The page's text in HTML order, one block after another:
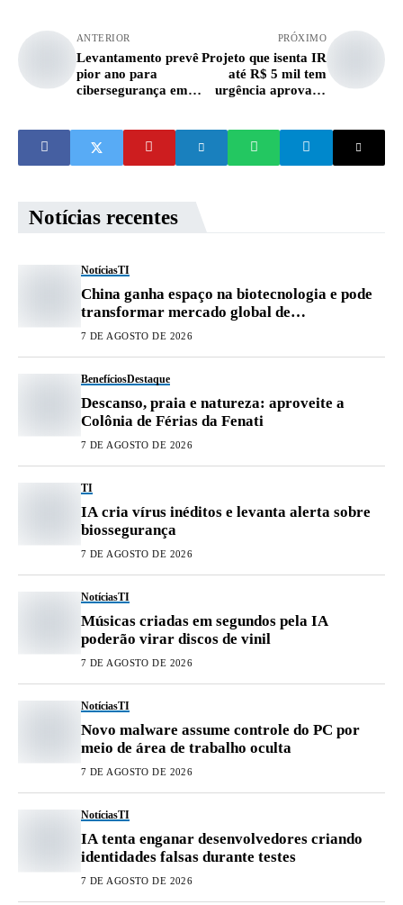
ANTERIOR
Levantamento prevê
pior ano para
cibersegurança em
PRÓXIMO
Projeto que isenta IR
até R$ 5 mil tem
urgência aprovada
Notícias recentes
NotíciasTI
China ganha espaço na biotecnologia e pode
transformar mercado global de
medicamentos
7 DE AGOSTO DE 2026
BenefíciosDestaque
Descanso, praia e natureza: aproveite a
Colônia de Férias da Fenati
7 DE AGOSTO DE 2026
TI
IA cria vírus inéditos e levanta alerta sobre
biossegurança
7 DE AGOSTO DE 2026
NotíciasTI
Músicas criadas em segundos pela IA
poderão virar discos de vinil
7 DE AGOSTO DE 2026
NotíciasTI
Novo malware assume controle do PC por
meio de área de trabalho oculta
7 DE AGOSTO DE 2026
NotíciasTI
IA tenta enganar desenvolvedores criando
identidades falsas durante testes
7 DE AGOSTO DE 2026